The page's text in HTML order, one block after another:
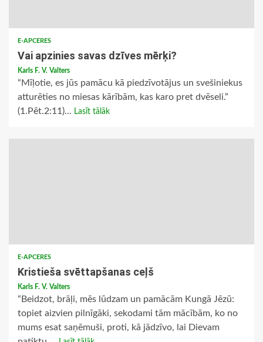
E-APCERES
Vai apzinies savas dzīves mērķi?
Karls F. V. Valters
“Mīļotie, es jūs pamācu kā piedzīvotājus un svešiniekus
atturēties no miesas kārībām, kas karo pret dvēseli.”
(1.Pēt.2:11)... Lasīt tālāk
E-APCERES
Kristieša svēttapšanas ceļš
Karls F. V. Valters
“Beidzot, brāļi, mēs lūdzam un pamācām Kungā Jēzū:
topiet aizvien pilnīgāki, sekodami tām mācībām, ko no
mums esat saņēmuši, proti, kā jādzīvo, lai Dievam